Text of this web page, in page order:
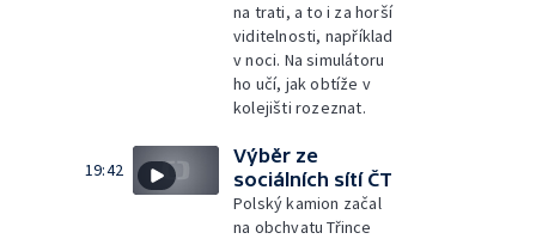
na trati, a to i za horší
viditelnosti, například
v noci. Na simulátoru
ho učí, jak obtíže v
kolejišti rozeznat.
19:42
Výběr ze
sociálních sítí ČT
Polský kamion začal
na obchvatu Třince